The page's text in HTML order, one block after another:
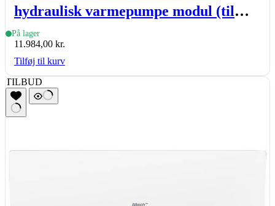
hydraulisk varmepumpe modul (til
aroTHERM VWL 35 – 125/6 A)
På lager
11.984,00 kr.
Tilføj til kurv
TILBUD